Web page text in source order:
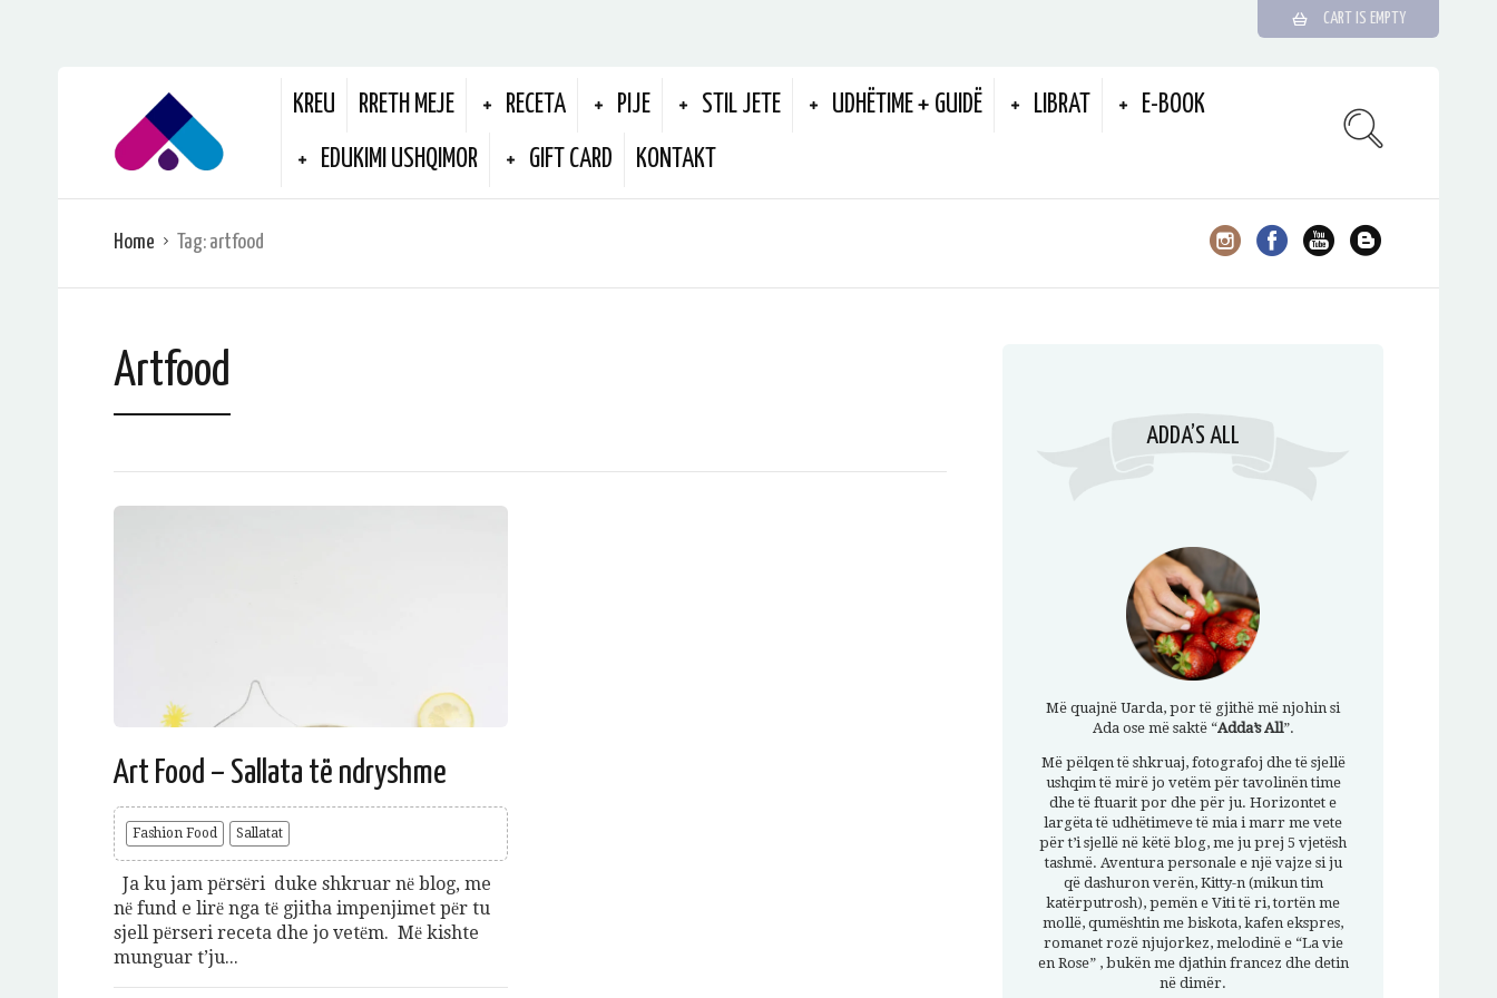
CART IS EMPTY
KREU RRETH MEJE RECETA PIJE STIL JETE UDHËTIME + GUIDË LIBRAT E-BOOK
EDUKIMI USHQIMOR GIFT CARD KONTAKT
Home Tag: artfood
Artfood
Art Food – Sallata tё ndryshme
Fashion Food Sallatat
Ja ku jam pёrsёri duke shkruar nё blog, me
nё fund e lirё nga tё gjitha impenjimet pёr tu
sjell pёrseri receta dhe jo vetёm. Mё kishte
munguar t’ju...
ADDA’S ALL
Më quajnë Uarda, por të gjithë më njohin si
Ada ose më saktë “Adda’s All”.
Më pëlqen të shkruaj, fotografoj dhe të sjellë
ushqim të mirë jo vetëm për tavolinën time
dhe të ftuarit por dhe për ju. Horizontet e
largëta të udhëtimeve të mia i marr me vete
për t’i sjellë në këtë blog, me ju prej 5 vjetësh
tashmë. Aventura personale e një vajze si ju
që dashuron verën, Kitty-n (mikun tim
katërputrosh), pemën e Viti të ri, tortën me
mollë, qumështin me biskota, kafen ekspres,
romanet rozë njujorkez, melodinë e “La vie
en Rose” , bukën me djathin francez dhe detin
në dimër.